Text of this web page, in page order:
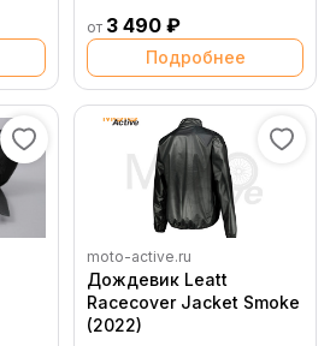
от 3 490 ₽
Подробнее
moto-active.ru
Дождевик Leatt
Racecover Jacket Smoke
(2022)